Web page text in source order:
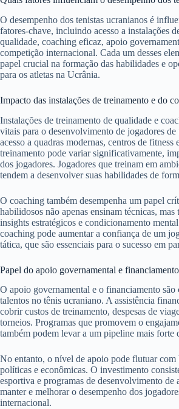
O desempenho dos tenistas ucranianos é
fatores-chave, incluindo acesso a instalações
qualidade, coaching eficaz, apoio
competição internacional. Cada um desses
papel crucial na formação das habilidades e
para os atletas na Ucrânia.
Impacto das instalações de treinamento e do
Instalações de treinamento de qualidade e
vitais para o desenvolvimento de jogadores
acesso a quadras modernas, centros de fitness
treinamento pode variar significativamente,
dos jogadores. Jogadores que treinam em
tendem a desenvolver suas habilidades de
O coaching também desempenha um papel
habilidosos não apenas ensinam técnicas,
insights estratégicos e condicionamento
coaching pode aumentar a confiança de um
tática, que são essenciais para o sucesso em
Papel do apoio governamental e financiamento
O apoio governamental e o financiamento
talentos no tênis ucraniano. A assistência
cobrir custos de treinamento, despesas de
torneios. Programas que promovem o
também podem levar a um pipeline mais forte
No entanto, o nível de apoio pode flutuar com
políticas e econômicas. O investimento
esportiva e programas de desenvolvimento de
manter e melhorar o desempenho dos
internacional.